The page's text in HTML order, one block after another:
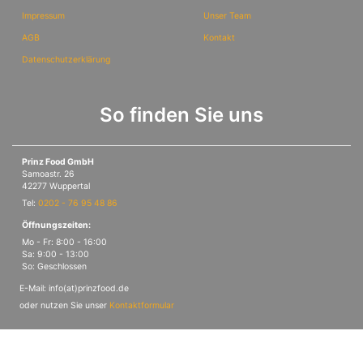
Impressum
AGB
Datenschutzerklärung
Unser Team
Kontakt
So finden Sie uns
Prinz Food GmbH
Samoastr. 26
42277 Wuppertal
Tel: 0202 - 76 95 48 86
Öffnungszeiten:
Mo - Fr: 8:00 - 16:00
Sa: 9:00 - 13:00
So: Geschlossen
E-Mail: info(at)prinzfood.de
oder nutzen Sie unser Kontaktformular